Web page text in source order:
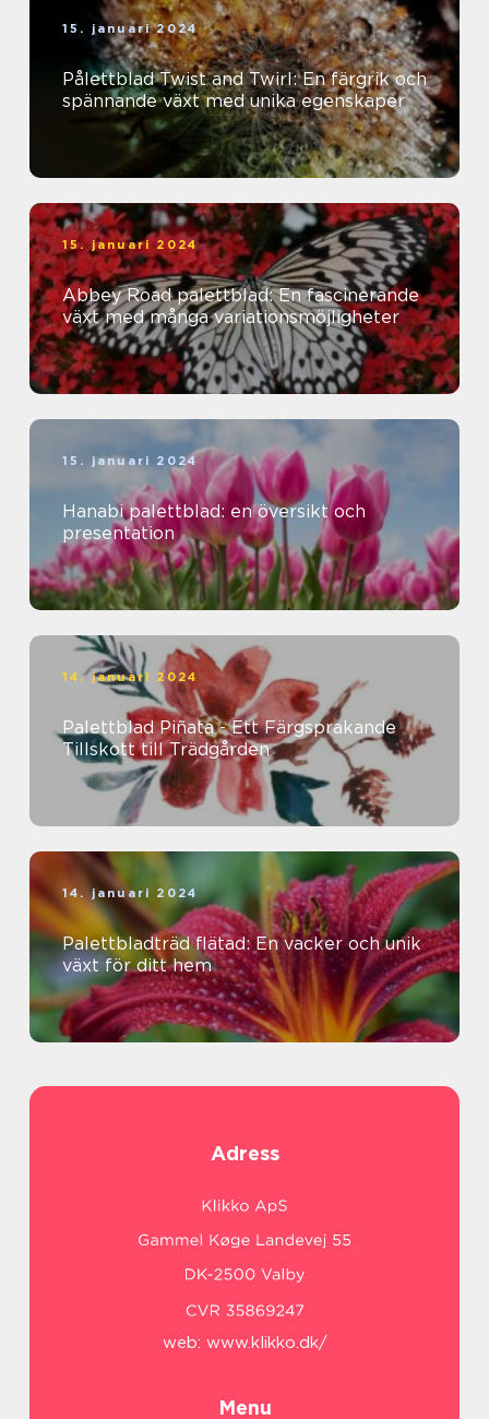
15. januari 2024
Pålettblad Twist and Twirl: En färgrik och
spännande växt med unika egenskaper
15. januari 2024
Abbey Road palettblad: En fascinerande
växt med många variationsmöjligheter
15. januari 2024
Hanabi palettblad: en översikt och
presentation
14. januari 2024
Palettblad Piñata - Ett Färgsprakande
Tillskott till Trädgården
14. januari 2024
Palettbladträd flätad: En vacker och unik
växt för ditt hem
Adress
web: www.klikko.dk/
Menu